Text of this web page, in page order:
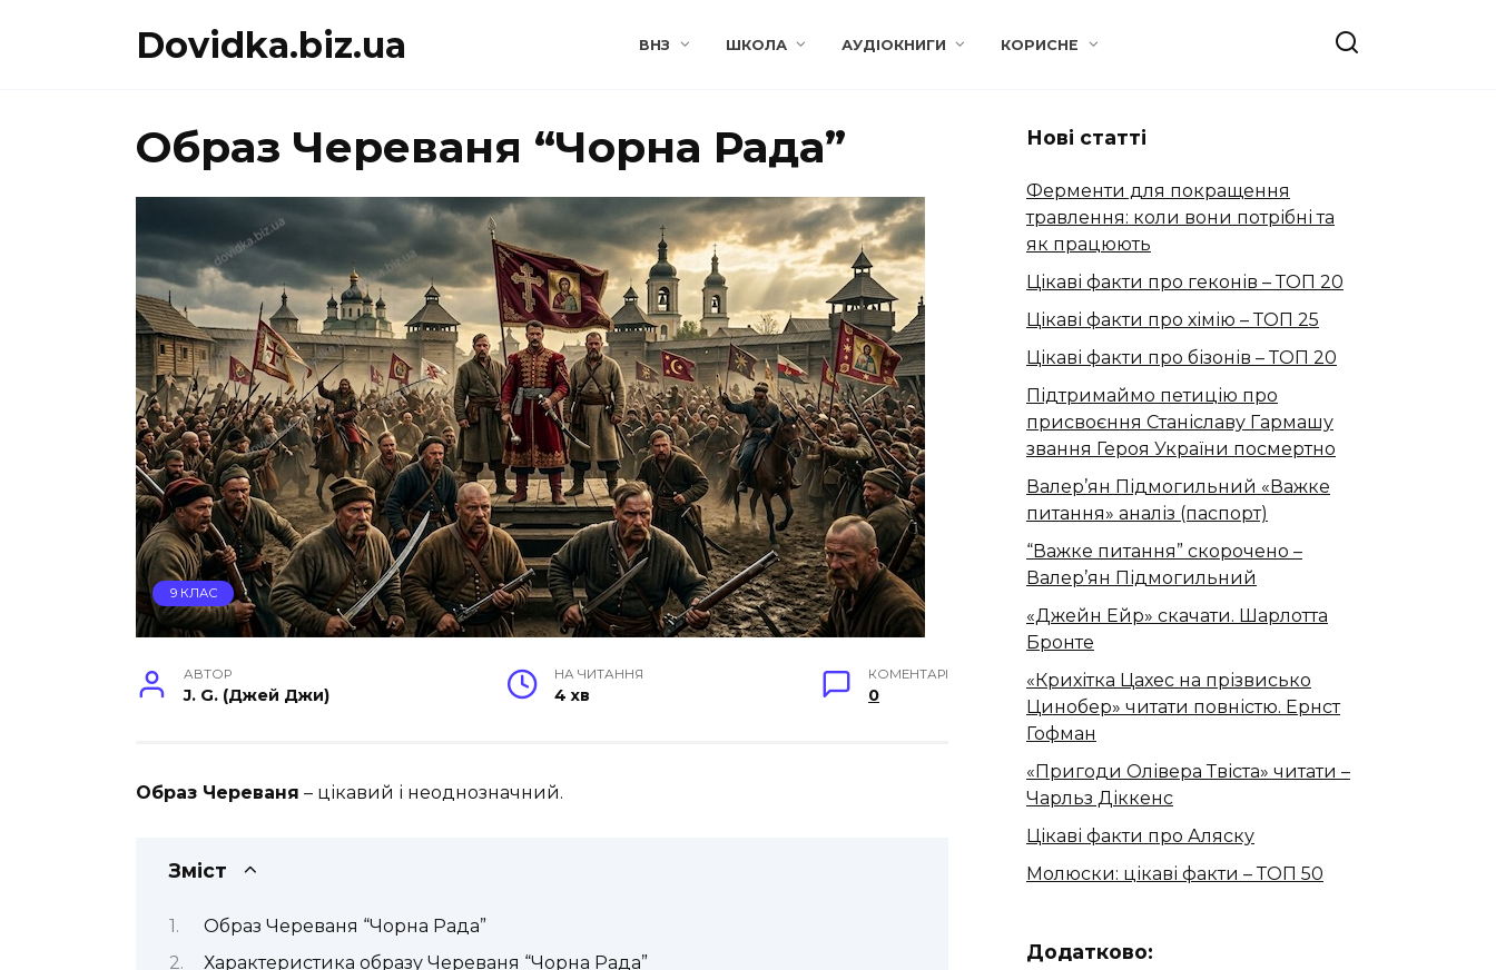
Dovidka.biz.ua ВНЗ ШКОЛА АУДІОКНИГИ КОРИСНЕ
Образ Череваня “Чорна Рада”
9 КЛАС
АВТОР
J. G. (Джей Джи)
НА ЧИТАННЯ
4 хв
КОМЕНТАРІ
0
Образ Череваня – цікавий і неоднозначний.
Зміст
Образ Череваня “Чорна Рада”
Характеристика образу Череваня “Чорна Рада”
Нові статті
Ферменти для покращення
травлення: коли вони потрібні та
як працюють
Цікаві факти про геконів – ТОП 20
Цікаві факти про хімію – ТОП 25
Цікаві факти про бізонів – ТОП 20
Підтримаймо петицію про
присвоєння Станіславу Гармашу
звання Героя України посмертно
Валер’ян Підмогильний «Важке
питання» аналіз (паспорт)
“Важке питання” скорочено –
Валер’ян Підмогильний
«Джейн Ейр» скачати. Шарлотта
Бронте
«Крихітка Цахес на прізвисько
Цинобер» читати повністю. Ернст
Гофман
«Пригоди Олівера Твіста» читати –
Чарльз Діккенс
Цікаві факти про Аляску
Молюски: цікаві факти – ТОП 50
Додатково: